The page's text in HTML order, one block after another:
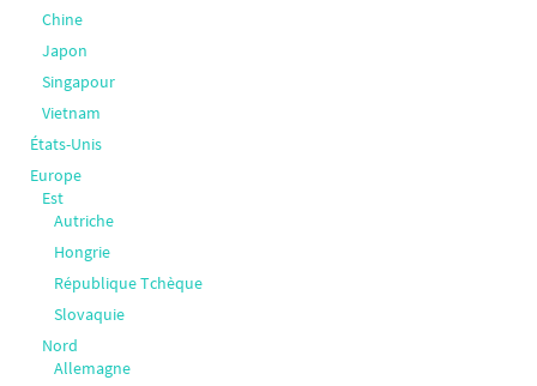
Chine
Japon
Singapour
Vietnam
États-Unis
Europe
Est
Autriche
Hongrie
République Tchèque
Slovaquie
Nord
Allemagne